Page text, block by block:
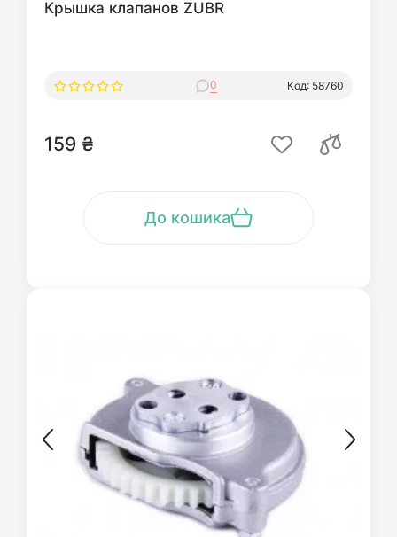
Крышка клапанов ZUBR
0 Код: 58760
159 ₴
До кошика